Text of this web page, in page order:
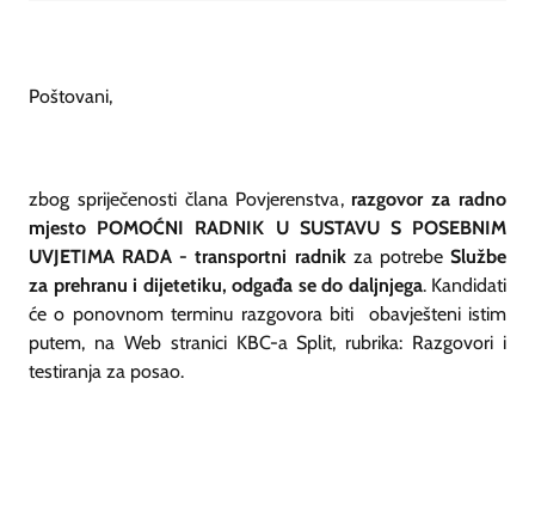
Poštovani,
zbog spriječenosti člana Povjerenstva, razgovor za radno
mjesto POMOĆNI RADNIK U SUSTAVU S POSEBNIM
UVJETIMA RADA - transportni radnik za potrebeSlužbe
za prehranu i dijetetiku, odgađa se do daljnjega. Kandidati
će o ponovnom terminu razgovora biti obavješteni istim
putem, na Web stranici KBC-a Split, rubrika: Razgovori i
testiranja za posao.